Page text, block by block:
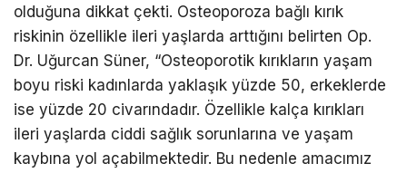
olduğuna dikkat çekti. Osteoporoza bağlı kırık
riskinin özellikle ileri yaşlarda arttığını belirten Op.
Dr. Uğurcan Süner, “Osteoporotik kırıkların yaşam
boyu riski kadınlarda yaklaşık yüzde 50, erkeklerde
ise yüzde 20 civarındadır. Özellikle kalça kırıkları
ileri yaşlarda ciddi sağlık sorunlarına ve yaşam
kaybına yol açabilmektedir. Bu nedenle amacımız